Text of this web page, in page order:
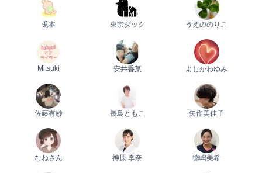
兎本 東京ダック うえののりこ
Mitsuki 安井香菜 よしかわゆみ
佐藤有紗 長島ともこ 矢作美佳子
なねさん 神原 李奈 徳嶋美希